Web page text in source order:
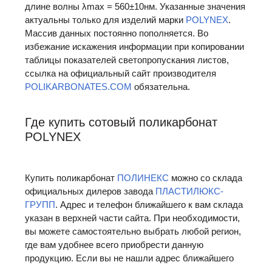
длине волны λmax = 560±10нм. Указанные значения
актуальны только для изделий марки POLYNEX.
Массив данных постоянно пополняется. Во
избежание искажения информации при копировании
таблицы показателей светопропускания листов,
ссылка на официальный сайт производителя
POLIKARBONATES.COM обязательна.
Где купить сотовый поликарбонат
POLYNEX
Купить поликарбонат ПОЛИНЕКС можно со склада
официальных дилеров завода ПЛАСТИЛЮКС-
ГРУПП. Адрес и телефон ближайшего к вам склада
указан в верхней части сайта. При необходимости,
вы можете самостоятельно выбрать любой регион,
где вам удобнее всего приобрести данную
продукцию. Если вы не нашли адрес ближайшего